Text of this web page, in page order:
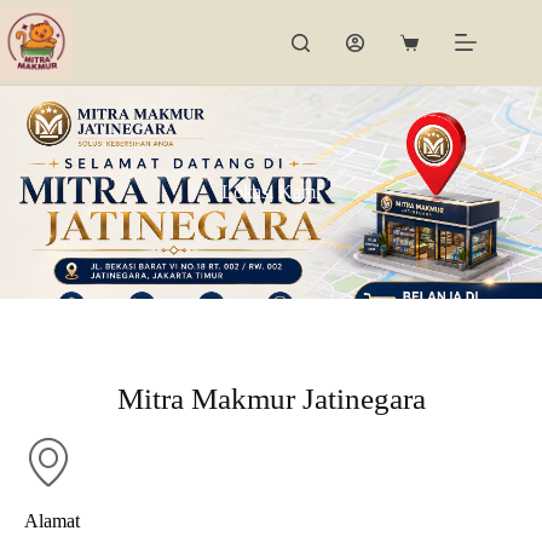
Lokasi Kami
Mitra Makmur Jatinegara
Alamat